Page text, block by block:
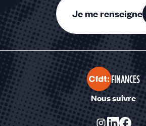
Je me renseigne
FINANCES
Nous suivre